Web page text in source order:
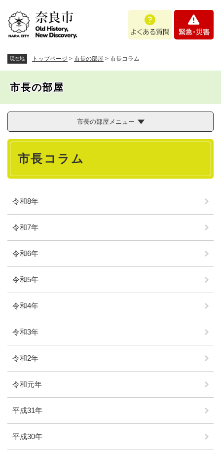
あ
問
・
現在地 トップページ > 市長の部屋 > 市長コラム
市長の部屋
市長の部屋メニュー
本
市長コラム
令和8年
令和7年
令和6年
令和5年
令和4年
令和3年
令和2年
令和元年
平成31年
平成30年